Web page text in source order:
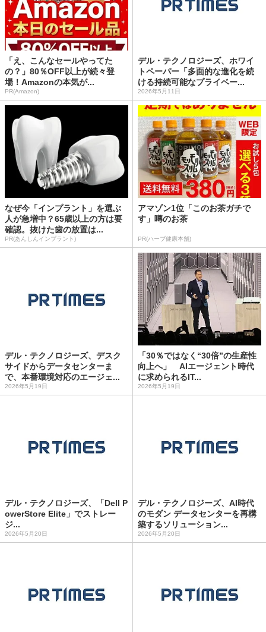
「え、こんなセールやってた
の？」80％OFF以上が続々登
場！Amazonの本気が...
PR(Amazon)
デル・テクノロジーズ、ホワイ
トペーパー「多面的な進化を続
ける持続可能なプライベー...
2026年5月11日
なぜ今「インプラント」を選ぶ
人が急増中？65歳以上の方は要
確認。抜けた歯の放置は...
PR(あんしんインプラント)
アマゾン1位「このお茶ガチで
す」噂のお茶
PR(ハーブ健康本舗)
デル・テクノロジーズ、デスク
サイドからデータセンターま
で、本番環境対応のエージェ...
2026年5月19日
「30％ではなく“30倍”の生産性
向上へ」 AIエージェント時代
に求められるIT...
2026年5月19日
デル・テクノロジーズ、「Dell P
owerStore Elite」でストレー
ジ...
2026年5月20日
デル・テクノロジーズ、AI時代
のモダン データセンターを再構
築するソリューション...
2026年5月20日